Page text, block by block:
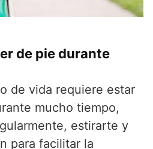
de pie durante
de vida requiere estar
mucho tiempo,
estirarte y
para facilitar la